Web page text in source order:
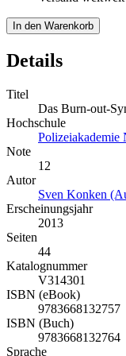
In den Warenkorb
Details
Titel
Das Burn-out-
Hochschule
Polizeiakademie
Note
12
Autor
Sven Konken
Erscheinungsjahr
2013
Seiten
44
Katalognummer
V314301
ISBN (eBook)
9783668132757
ISBN (Buch)
9783668132764
Sprache